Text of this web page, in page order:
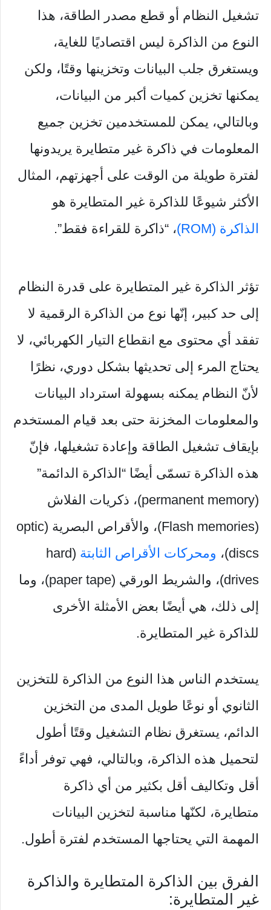
تشغيل النظام أو قطع مصدر الطاقة، هذا
النوع من الذاكرة ليس اقتصاديًا للغاية،
ويستغرق جلب البيانات وتخزينها وقتًا، ولكن
يمكنها تخزين كميات أكبر من البيانات،
وبالتالي، يمكن للمستخدمين تخزين جميع
المعلومات في ذاكرة غير متطايرة يريدونها
لفترة طويلة من الوقت على أجهزتهم، المثال
الأكثر شيوعًا للذاكرة غير المتطايرة هو
الذاكرة (ROM)
، “ذاكرة للقراءة فقط”.
تؤثر الذاكرة غير المتطايرة على قدرة النظام
إلى حد كبير، إنّها نوع من الذاكرة الرقمية لا
تفقد أي محتوى مع انقطاع التيار الكهربائي، لا
يحتاج المرء إلى تحديثها بشكل دوري، نظرًا
لأنّ النظام يمكنه بسهولة استرداد البيانات
والمعلومات المخزنة حتى بعد قيام المستخدم
بإيقاف تشغيل الطاقة وإعادة تشغيلها، فإنّ
هذه الذاكرة تسمّى أيضًا “الذاكرة الدائمة”
(permanent memory)، ذكريات الفلاش
(Flash memories)، والأقراص البصرية (optic
discs)،
ومحركات الأقراص الثابتة (hard
drives)، والشريط الورقي (paper tape)، وما
إلى ذلك، هي أيضًا بعض الأمثلة الأخرى
للذاكرة غير المتطايرة.
يستخدم الناس هذا النوع من الذاكرة للتخزين
الثانوي أو نوعًا طويل المدى من التخزين
الدائم، يستغرق نظام التشغيل وقتًا أطول
لتحميل هذه الذاكرة، وبالتالي، فهي توفر أداءً
أقل وتكاليف أقل بكثير من أي ذاكرة
متطايرة، لكنّها مناسبة لتخزين البيانات
المهمة التي يحتاجها المستخدم لفترة أطول.
الفرق بين الذاكرة المتطايرة والذاكرة
غير المتطايرة: